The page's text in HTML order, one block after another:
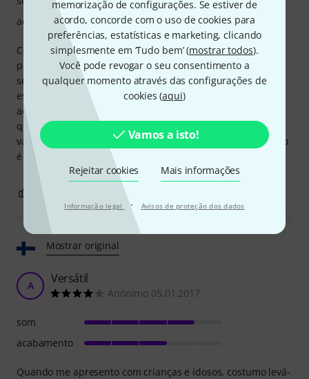
memorização de configurações. Se estiver de
acordo, concorde com o uso de cookies para
preferências, estatísticas e marketing, clicando
simplesmente em ‘Tudo bem’ (mostrar todos).
Você pode revogar o seu consentimento a
qualquer momento através das configurações de
cookies (aqui)
Vamos a isto!
Rejeitar cookies Mais informações
Informação legal · Avisos de proteção dos dados
Comprei este produto porque era professora itinerante e
precisava levar minhas partituras comigo várias vezes por
semana. Foi uma ótima escolha, especialmente para a pré-
escola e os primeiros anos do ensino fundamental (devido
ao tamanho reduzido dos instrumentos). Recomendo para
quem não tem uma sala de música e quer transportar
vários instrumentos com facilidade. O único ponto negativo
é o acabamento em alguns aspectos.
acabamento
REPORTAR A CRÍTICA
Mostrar original
A Versátil
Anónimo 05.01.2017
Quando me apresento com crianças e idosos, costumo levá-
som
acabamento